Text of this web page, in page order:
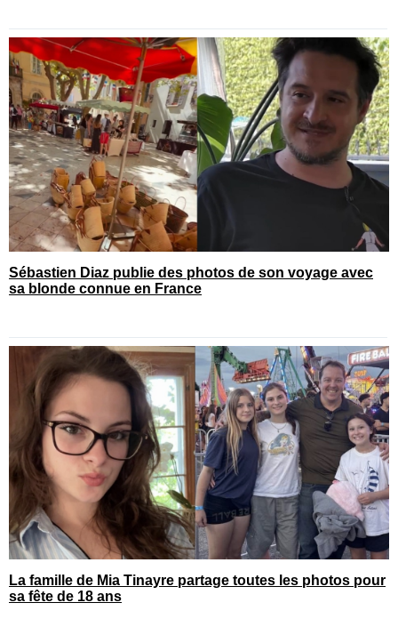
Sébastien Diaz publie des photos de son voyage avec
sa blonde connue en France
La famille de Mia Tinayre partage toutes les photos pour
sa fête de 18 ans